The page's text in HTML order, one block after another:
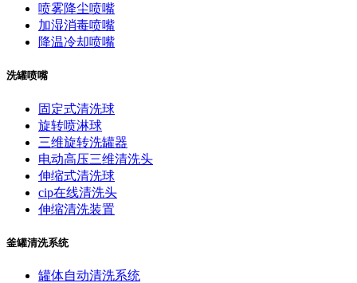
喷雾降尘喷嘴
加湿消毒喷嘴
降温冷却喷嘴
洗罐喷嘴
固定式清洗球
旋转喷淋球
三维旋转洗罐器
电动高压三维清洗头
伸缩式清洗球
cip在线清洗头
伸缩清洗装置
釜罐清洗系统
罐体自动清洗系统